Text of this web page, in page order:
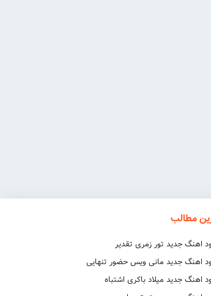
مطالب
اهنگ جدید تور زمری تقدیر
اهنگ جدید مانی ویس حضور تنهایی
اهنگ جدید میلاد باکری اشتباه